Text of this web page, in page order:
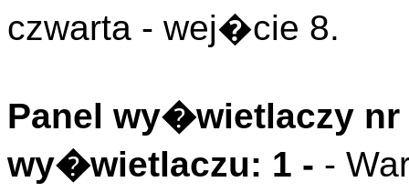
czwarta - wej�cie 8.
Panel wy�wietlaczy nr
wy�wietlaczu: 1 - -